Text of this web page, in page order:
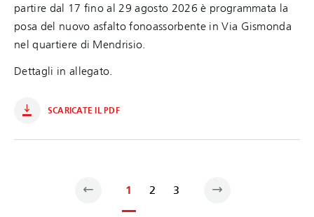
partire dal 17 fino al 29 agosto 2026 è programmata la
posa del nuovo asfalto fonoassorbente in Via Gismonda
nel quartiere di Mendrisio.
Dettagli in allegato.
SCARICATE IL PDF
1 2 3